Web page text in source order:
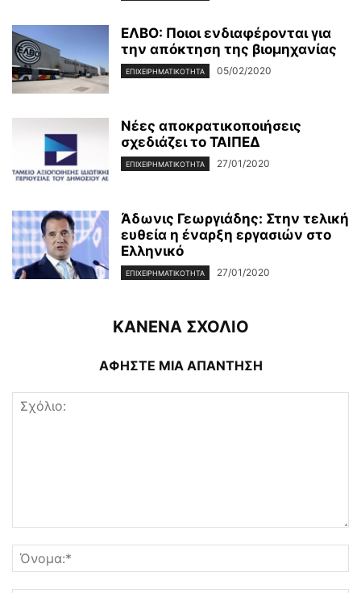
ΕΛΒΟ: Ποιοι ενδιαφέρονται για
την απόκτηση της βιομηχανίας
ΕΠΙΧΕΙΡΗΜΑΤΙΚΌΤΗΤΑ 05/02/2020
Νέες αποκρατικοποιήσεις
σχεδιάζει το ΤΑΙΠΕΔ
ΕΠΙΧΕΙΡΗΜΑΤΙΚΌΤΗΤΑ 27/01/2020
Άδωνις Γεωργιάδης: Στην τελική
ευθεία η έναρξη εργασιών στο
Ελληνικό
ΕΠΙΧΕΙΡΗΜΑΤΙΚΌΤΗΤΑ 27/01/2020
ΚΑΝΕΝΑ ΣΧΟΛΙΟ
ΑΦΗΣΤΕ ΜΙΑ ΑΠΑΝΤΗΣΗ